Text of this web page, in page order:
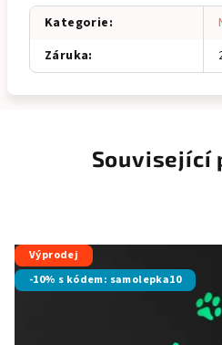
Kategorie:
Záruka:
Související
Výprodej
-10% s kódem: samolepka10